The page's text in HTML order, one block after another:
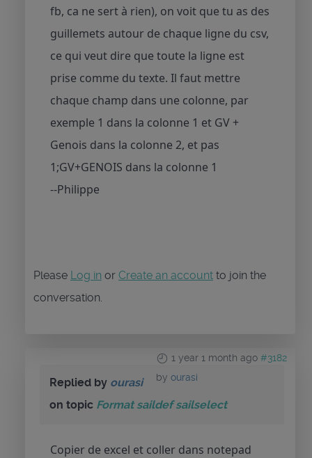
fb, ca ne sert à rien), on voit que tu as des
guillemets autour de chaque ligne du csv,
ce qui veut dire que toute la ligne est
prise comme du texte. Il faut mettre
chaque champ dans une colonne, par
exemple 1 dans la colonne 1 et GV +
Genois dans la colonne 2, et pas
1;GV+GENOIS dans la colonne 1
--Philippe
Please Log in or Create an account to join the
conversation.
1 year 1 month ago #3182
by ourasi
Replied by ourasi
on topic Format saildef sailselect
Copier de excel et coller dans notepad